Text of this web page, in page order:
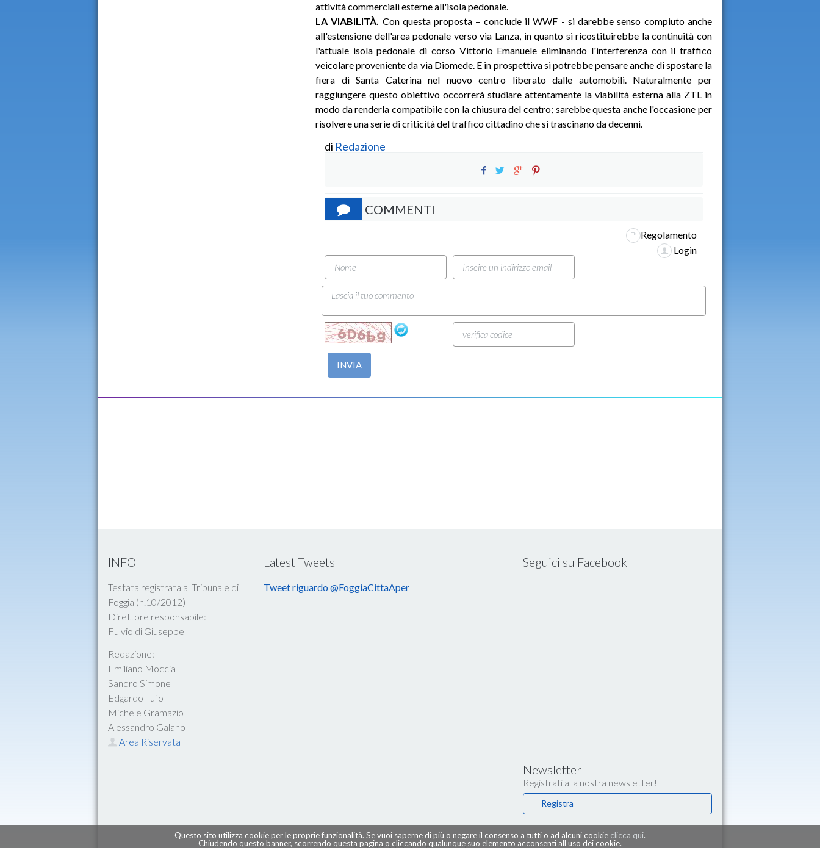
Questo sito utilizza cookie per le proprie funzionalità. Se vuoi saperne di più o negare il consenso a tutti o ad alcuni cookie clicca qui.
Chiudendo questo banner, scorrendo questa pagina o cliccando qualunque suo elemento acconsenti all uso dei cookie.
attività commerciali esterne all'isola pedonale.
LA VIABILITÀ. Con questa proposta – conclude il WWF - si darebbe senso compiuto anche
all'estensione dell'area pedonale verso via Lanza, in quanto si ricostituirebbe la continuità con
l'attuale isola pedonale di corso Vittorio Emanuele eliminando l'interferenza con il traffico
veicolare proveniente da via Diomede. E in prospettiva si potrebbe pensare anche di spostare la
fiera di Santa Caterina nel nuovo centro liberato dalle automobili. Naturalmente per
raggiungere questo obiettivo occorrerà studiare attentamente la viabilità esterna alla ZTL in
modo da renderla compatibile con la chiusura del centro; sarebbe questa anche l'occasione per
risolvere una serie di criticità del traffico cittadino che si trascinano da decenni.
di Redazione
COMMENTI
Regolamento
Login
INVIA
INFO
Testata registrata al Tribunale di
Foggia (n.10/2012)
Direttore responsabile:
Fulvio di Giuseppe
Redazione:
Emiliano Moccia
Sandro Simone
Edgardo Tufo
Michele Gramazio
Alessandro Galano
Area Riservata
Latest Tweets
Tweet riguardo @FoggiaCittaAper
Seguici su Facebook
Newsletter
Registrati alla nostra newsletter!
Registra